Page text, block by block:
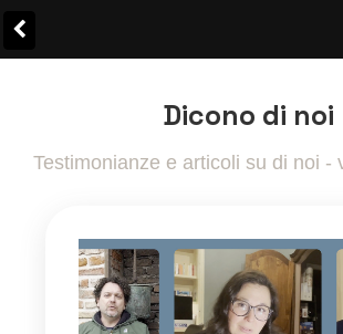
Dicono di noi
Testimonianze e articoli su di noi -